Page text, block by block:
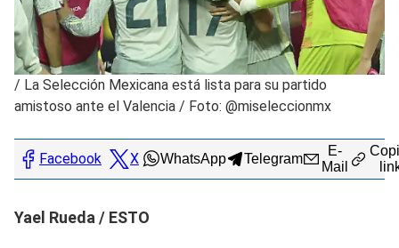
/ La Selección Mexicana está lista para su partido
amistoso ante el Valencia / Foto: @miseleccionmx
Facebook X WhatsApp Telegram
E-
Mail
Yael Rueda / ESTO